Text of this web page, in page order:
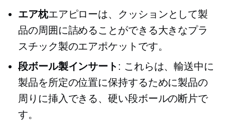
エア枕エアピローは、クッションとして製
品の周囲に詰めることができる大きなプラ
スチック製のエアポケットです。
段ボール製インサート: これらは、輸送中に
製品を所定の位置に保持するために製品の
周りに挿入できる、硬い段ボールの断片で
す。